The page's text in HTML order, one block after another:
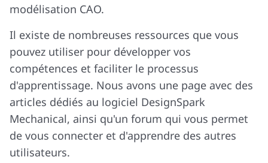
modélisation CAO.
Il existe de nombreuses ressources que vous
pouvez utiliser pour développer vos
compétences et faciliter le processus
d'apprentissage. Nous avons une page avec des
articles dédiés au logiciel DesignSpark
Mechanical, ainsi qu'un forum qui vous permet
de vous connecter et d'apprendre des autres
utilisateurs.